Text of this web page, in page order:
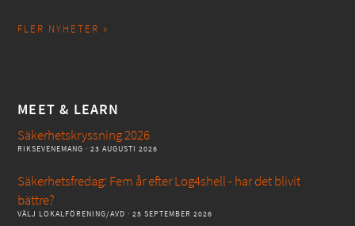
FLER NYHETER »
MEET & LEARN
Säkerhetskryssning 2026
RIKSEVENEMANG · 23 AUGUSTI 2026
Säkerhetsfredag: Fem år efter Log4shell - har det blivit
bättre?
VÄLJ LOKALFÖRENING/AVD · 25 SEPTEMBER 2026